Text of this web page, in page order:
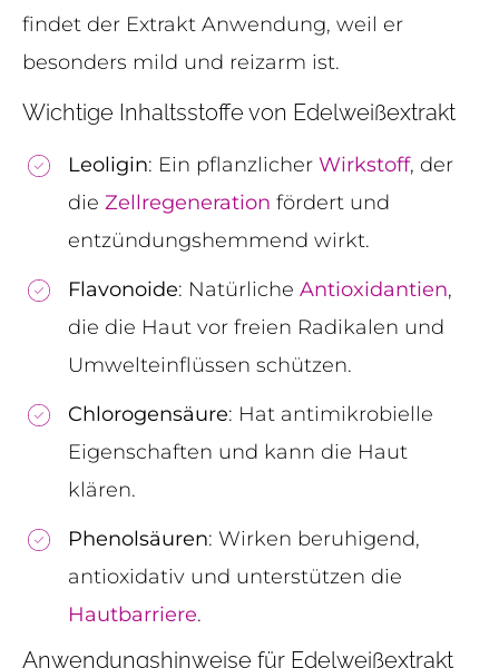
findet der Extrakt Anwendung, weil er
besonders mild und reizarm ist.
Wichtige Inhaltsstoffe von Edelweißextrakt
Leoligin: Ein pflanzlicher Wirkstoff, der
die Zellregeneration fördert und
entzündungshemmend wirkt.
Flavonoide: Natürliche Antioxidantien,
die die Haut vor freien Radikalen und
Umwelteinflüssen schützen.
Chlorogensäure: Hat antimikrobielle
Eigenschaften und kann die Haut
klären.
Phenolsäuren: Wirken beruhigend,
antioxidativ und unterstützen die
Hautbarriere.
Anwendungshinweise für Edelweißextrakt